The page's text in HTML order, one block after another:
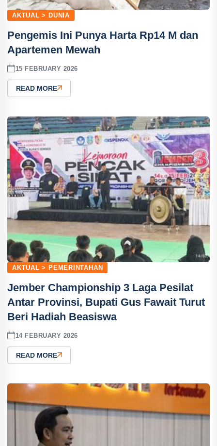
AKTUAL > DUNIA
Pengemis Ini Punya Harta Rp14 M dan
Apartemen Mewah
15 FEBRUARY 2026
READ MORE
AKTUAL > PEMERINTAHAN
Jember Championship 3 Laga Pesilat
Antar Provinsi, Bupati Gus Fawait Turut
Beri Hadiah Beasiswa
14 FEBRUARY 2026
READ MORE